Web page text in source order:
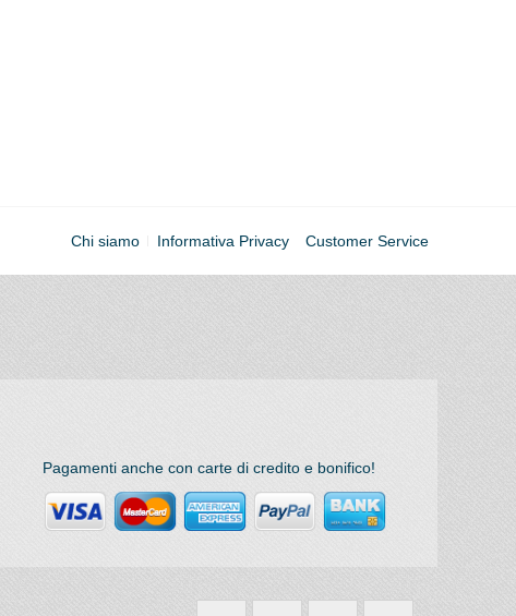
Chi siamo Informativa Privacy Customer Service
Pagamenti anche con carte di credito e bonifico!